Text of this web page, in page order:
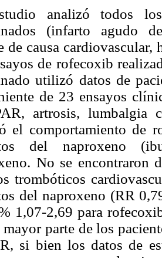
analizó todos los
(infarto agudo
de causa
de rofecoxib
utilizó datos de
de 23 ensayos
artrosis, lumbalgia
el comportamiento de
del naproxeno
No se encontraron
trombóticos
del naproxeno (RR
1,07-2,69 para
mayor parte de los
si bien los datos de